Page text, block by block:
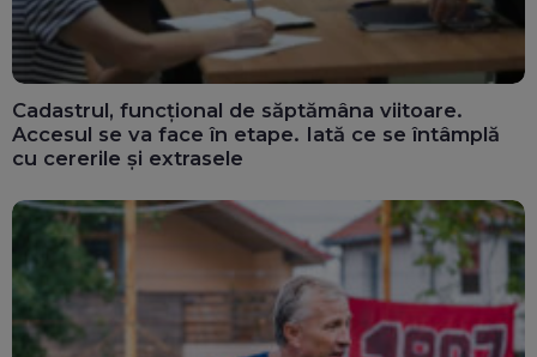
Cadastrul, funcțional de săptămâna viitoare.
Accesul se va face în etape. Iată ce se întâmplă
cu cererile și extrasele